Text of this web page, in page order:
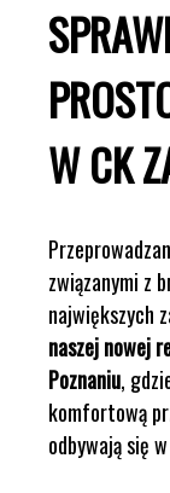
W CK
związanymi z
największych
naszej nowej
Poznaniu,
komfortową
odbywają się